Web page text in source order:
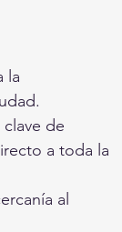
la
de
a toda la
al